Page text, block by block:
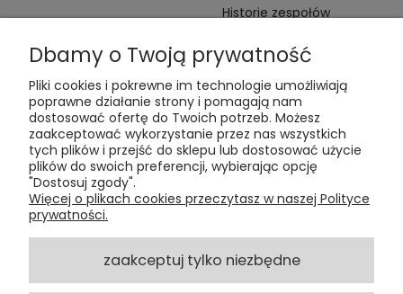
Historie zespołów
Kontakt:
t:+48 609 155 327
e:vinyltamka@gmail.com
ul. Chmielna 20, 00-020 Warszawa
Dbamy o Twoją prywatność
Pliki cookies i pokrewne im technologie umożliwiają
poprawne działanie strony i pomagają nam
dostosować ofertę do Twoich potrzeb. Możesz
zaakceptować wykorzystanie przez nas wszystkich
tych plików i przejść do sklepu lub dostosować użycie
plików do swoich preferencji, wybierając opcję
"Dostosuj zgody".
Więcej o plikach cookies przeczytasz w naszej Polityce
prywatności.
zaakceptuj tylko niezbędne